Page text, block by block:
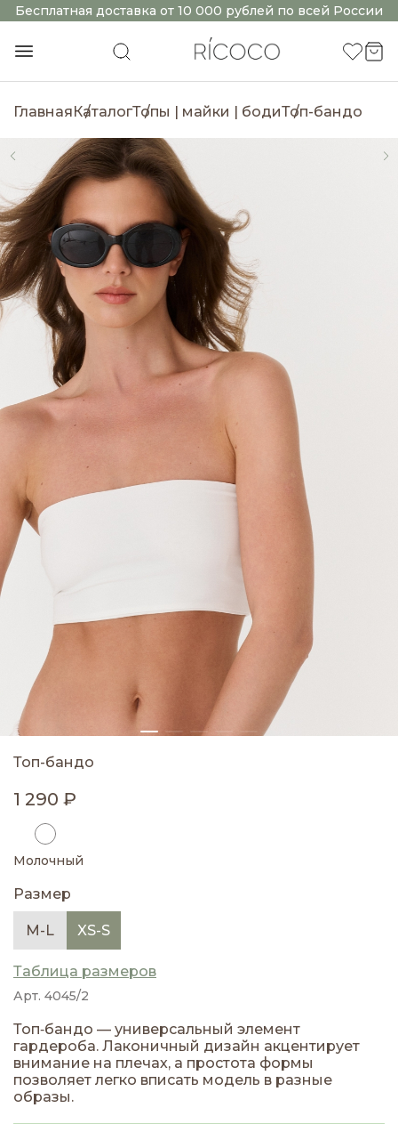
Бесплатная доставка от 10 000 рублей по всей России
ГлавнаяКаталогТопы | майки | бодиТоп-бандо
Топ-бандо
1 290 ₽
Молочный
Размер
M-L XS-S
Таблица размеров
Арт. 4045/2
Топ‑бандо — универсальный элемент
гардероба. Лаконичный дизайн акцентирует
внимание на плечах, а простота формы
позволяет легко вписать модель в разные
образы.